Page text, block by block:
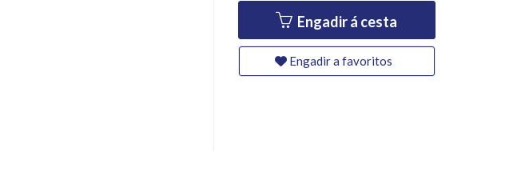
Engadir á cesta
Engadir a favoritos